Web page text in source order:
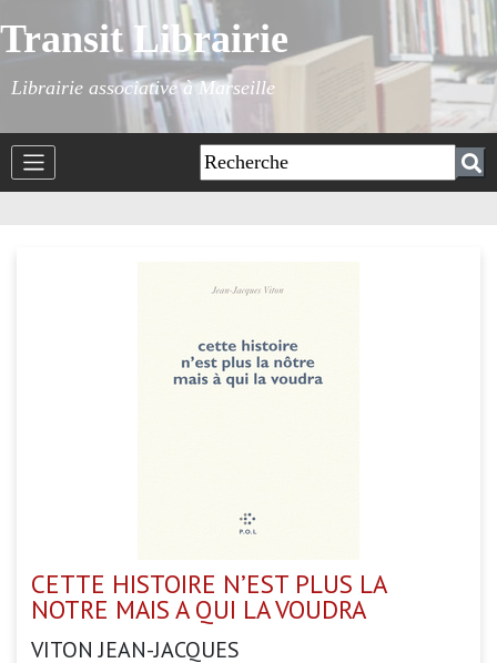
Transit Librairie
Librairie associative à Marseille
CETTE HISTOIRE N’EST PLUS LA
NOTRE MAIS A QUI LA VOUDRA
VITON JEAN-JACQUES